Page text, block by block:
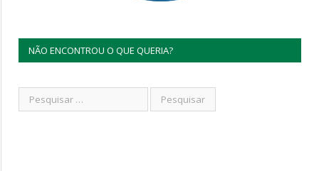
NÃO ENCONTROU O QUE QUERIA?